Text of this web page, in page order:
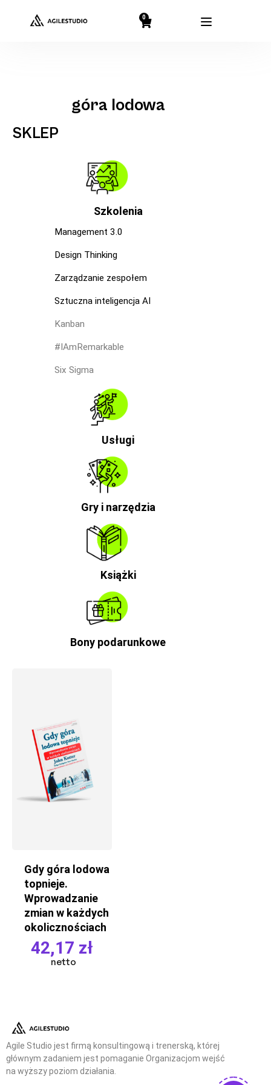
0
góra lodowa
SKLEP
Szkolenia
Management 3.0
Design Thinking
Zarządzanie zespołem
Sztuczna inteligencja AI
Kanban
#IAmRemarkable
Six Sigma
Usługi
Gry i narzędzia
Książki
Bony podarunkowe
Gdy góra lodowa
topnieje.
Wprowadzanie
zmian w każdych
okolicznościach
42,17 zł
netto
Agile Studio jest firmą konsultingową i trenerską, której
głównym zadaniem jest pomaganie Organizacjom wejść
na wyższy poziom działania.